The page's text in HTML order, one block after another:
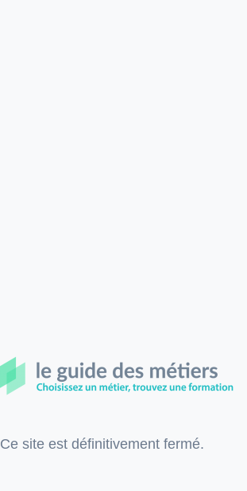
Ce site est définitivement fermé.